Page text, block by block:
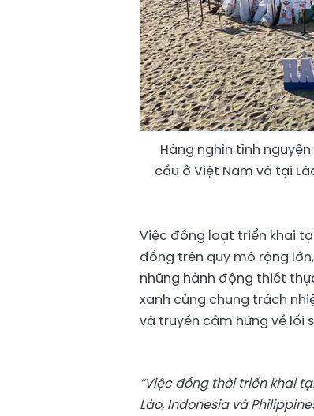
Hàng nghìn tình
cầu ở Việt Nam và tại
Việc đồng loạt triển khai
đồng trên quy mô rộng
những hành động thiết
xanh cùng chung trách
và truyền cảm hứng về lối
“Việc đồng thời triển khai
Lào, Indonesia và